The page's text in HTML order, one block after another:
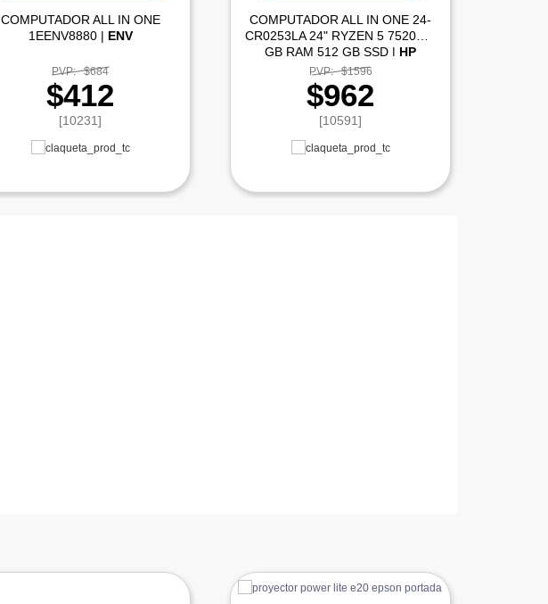
COMPUTADOR ALL IN ONE
1EENV8880 | ENV
PVP: $684
$412
[10231]
COMPUTADOR ALL IN ONE 24-
CR0253LA 24" RYZEN 5 7520U 8
GB RAM 512 GB SSD | HP
PVP: $1596
$962
[10591]